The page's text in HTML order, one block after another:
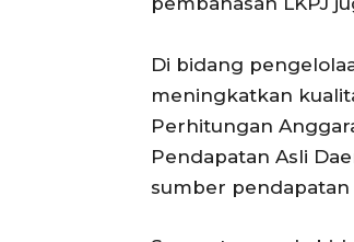
Di bidang
meningkatkan
Perhitungan
Pendapatan Asli
sumber pendapatan